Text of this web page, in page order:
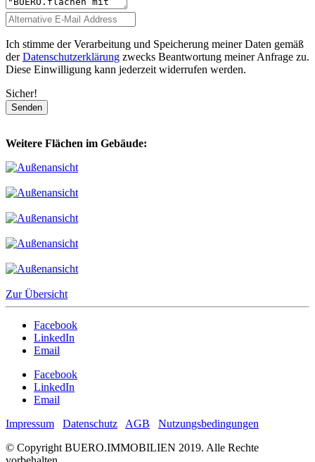
Ich stimme der Verarbeitung und Speicherung meiner Daten gemäß
derDatenschutzerklärung zwecks Beantwortung meiner Anfrage zu.
Diese Einwilligung kann jederzeit widerrufen werden.
Sicher!
Senden
Weitere Flächen im Gebäude:
Zur Übersicht
Facebook
LinkedIn
Email
Facebook
LinkedIn
Email
Impressum
Datenschutz AGB
Nutzungsbedingungen
© Copyright BUERO.IMMOBILIEN 2019. Alle Rechte